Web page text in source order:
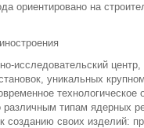
ориентировано на
исследовательский
уникальных
различным типам ядерных
своих изделий: